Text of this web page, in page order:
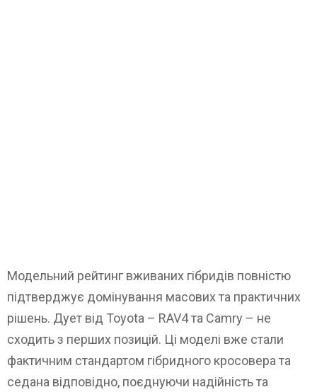
Модельний рейтинг вживаних гібридів повністю
підтверджує домінування масових та практичних
рішень. Дует від Toyota – RAV4 та Camry – не
сходить з перших позицій. Ці моделі вже стали
фактичним стандартом гібридного кросовера та
седана відповідно, поєднуючи надійність та